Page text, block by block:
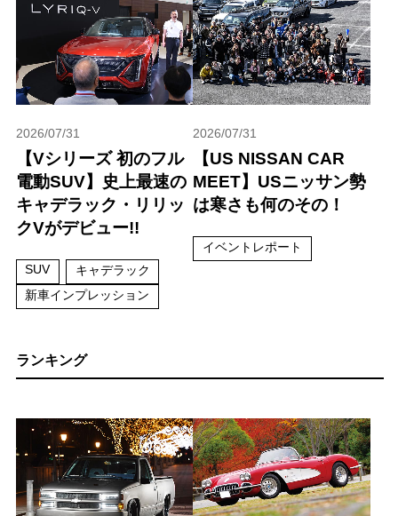
2026/07/31
【Vシリーズ 初のフル
電動SUV】史上最速の
キャデラック・リリッ
クVがデビュー!!
SUV
キャデラック
新車インプレッション
2026/07/31
【US NISSAN CAR
MEET】USニッサン勢
は寒さも何のその！
イベントレポート
ランキング